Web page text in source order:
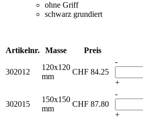
ohne Griff
schwarz grundiert
Artikelnr. Masse Preis
302012
120x120
mm
CHF 84.25
-
+
302015
150x150
mm
CHF 87.80
-
+